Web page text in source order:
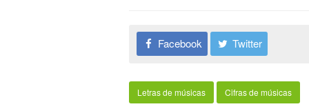
Facebook Twitter
Letras de músicas Cifras de músicas